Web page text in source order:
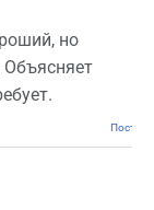
но
Объясняет